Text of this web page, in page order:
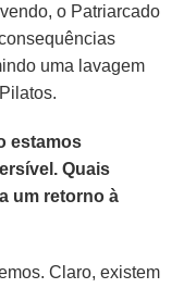
o Patriarcado
uma lavagem
estamos
Quais
um retorno à
Claro, existem